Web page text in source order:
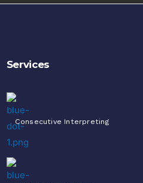
Services
Consecutive Interpreting